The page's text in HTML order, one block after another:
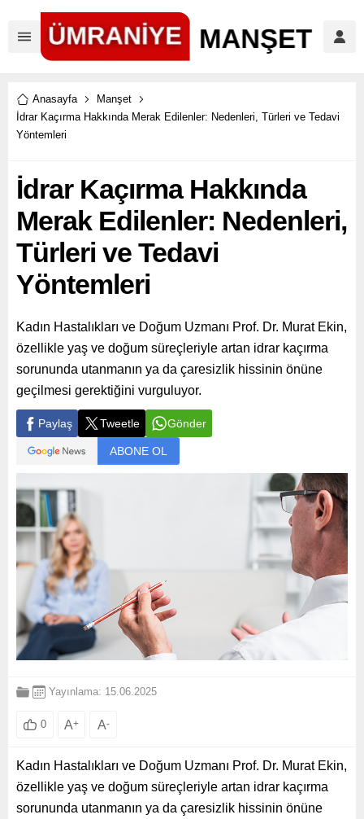
Anasayfa
Manşet
İdrar Kaçırma Hakkında Merak Edilenler: Nedenleri, Türleri ve Tedavi
Yöntemleri
İdrar Kaçırma Hakkında
Merak Edilenler: Nedenleri,
Türleri ve Tedavi
Yöntemleri
Kadın Hastalıkları ve Doğum Uzmanı Prof. Dr. Murat Ekin,
özellikle yaş ve doğum süreçleriyle artan idrar kaçırma
sorununda utanmanın ya da çaresizlik hissinin önüne
geçilmesi gerektiğini vurguluyor.
Paylaş Tweetle Gönder
ABONE OL
Yayınlama: 15.06.2025
0 A+ A-
Kadın Hastalıkları ve Doğum Uzmanı Prof. Dr. Murat Ekin,
özellikle yaş ve doğum süreçleriyle artan idrar kaçırma
sorununda utanmanın ya da çaresizlik hissinin önüne